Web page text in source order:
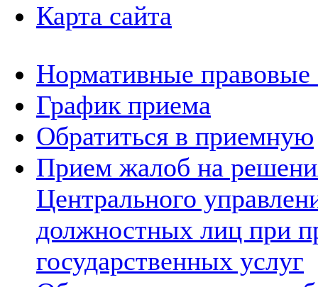
Карта сайта
Нормативные правовые
График приема
Обратиться в приемную
Прием жалоб на
Центрального
должностных лиц при
государственных услуг